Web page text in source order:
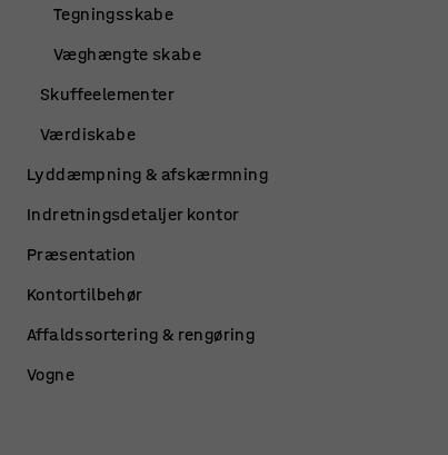
Tegningsskabe
Væghængte skabe
Skuffeelementer
Værdiskabe
Lyddæmpning & afskærmning
Indretningsdetaljer kontor
Præsentation
Kontortilbehør
Affaldssortering & rengøring
Vogne